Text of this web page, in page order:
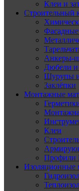
Клеи и
Строительный
Анкеры-
Дюбели и
Шурупы
Заклёпки
Монтажные
Клеи
Изоляционные